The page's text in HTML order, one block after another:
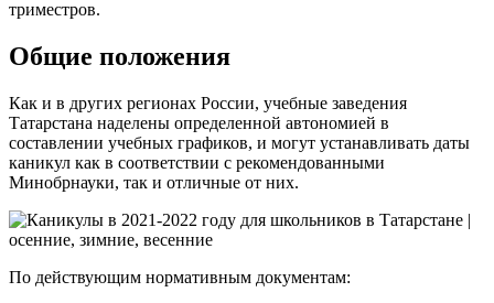
триместров.
Общие положения
Как и в других регионах России, учебные заведения
Татарстана наделены определенной автономией в
составлении учебных графиков, и могут устанавливать даты
каникул как в соответствии с рекомендованными
Минобрнауки, так и отличные от них.
По действующим нормативным документам: